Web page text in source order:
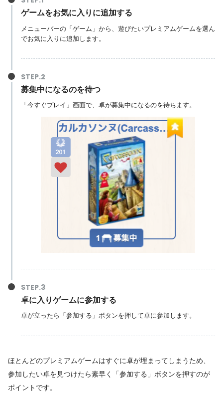
ゲームをお気に入りに追加する
メニューバーの「ゲーム」から、遊びたいプレミアムゲームを選ん
でお気に入りに追加します。
募集中になるのを待つ
「今すぐプレイ」画面で、卓が募集中になるのを待ちます。
卓に入りゲームに参加する
卓が立ったら「参加する」ボタンを押して卓に参加します。
ほとんどのプレミアムゲームはすぐに卓が埋まってしまうため、
参加したい卓を見つけたら素早く「参加する」ボタンを押すのが
ポイントです。